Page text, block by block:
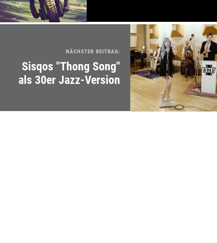
NÄCHSTER BEITRAG:
Sisqos "Thong Song"
als 30er Jazz-Version